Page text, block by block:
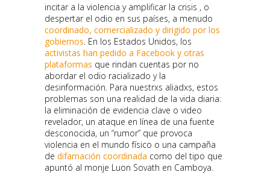
incitar a la violencia y amplificar la crisis , o
despertar el odio en sus países, a menudo
coordinado, comercializado y dirigido por los
gobiernos. En los Estados Unidos, los
activistas han pedido a Facebook y otras
plataformas que rindan cuentas por no
abordar el odio racializado y la
desinformación. Para nuestrxs aliadxs, estos
problemas son una realidad de la vida diaria:
la eliminación de evidencia clave o video
revelador, un ataque en línea de una fuente
desconocida, un “rumor” que provoca
violencia en el mundo físico o una campaña
de difamación coordinada como del tipo que
apuntó al monje Luon Sovath en Camboya.